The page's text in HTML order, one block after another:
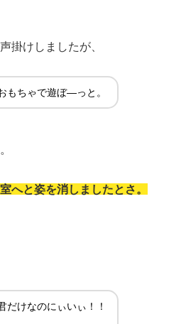
掛けしましたが、
もちゃで遊ぼ―っと。
へと姿を消しましたとさ。
だけなのにぃいぃ！！